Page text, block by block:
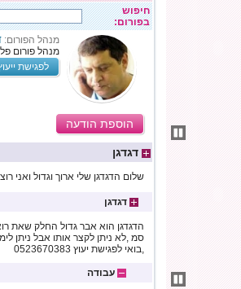
חיפוש
בפורום:
מנהל הפורום:
מנהל פורום
לפגישת
הוספת הודעה
דגדגן
שלום הדגדגן שלי ארוך וגדול ואני
דגדגן
סמ ,לא ניתן לקצר אותו אבל ניתן
,בואי לפגישת יעוץ 0523670383
עבודה